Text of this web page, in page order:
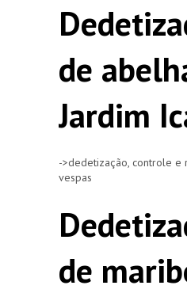
de
Jardim
->dedetização, controle e
vespas
de